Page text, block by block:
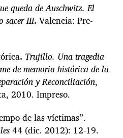
queda de Auschwitz. El
sacer III. Valencia: Pre-
. Trujillo. Una tragedia
de memoria histórica de la
y Reconciliación,
2010. Impreso.
de las víctimas”.
44 (dic. 2012): 12-19.